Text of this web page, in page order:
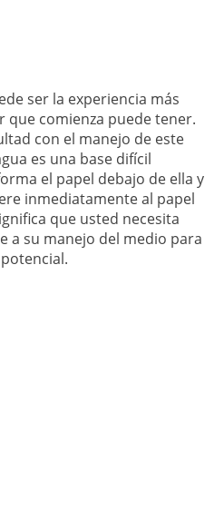
ser la experiencia más
comienza puede tener.
con el manejo de este
es una base difícil
el papel debajo de ella y
inmediatamente al papel
que usted necesita
a su manejo del medio para